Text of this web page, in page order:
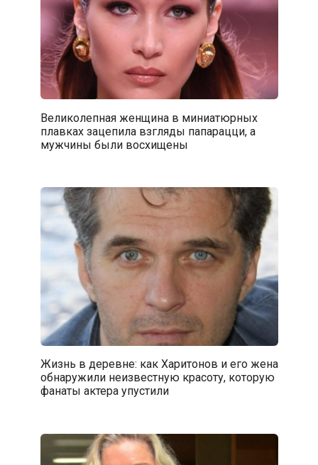
Великолепная женщина в миниатюрных
плавках зацепила взгляды папарацци, а
мужчины были восхищены
Жизнь в деревне: как Харитонов и его жена
обнаружили неизвестную красоту, которую
фанаты актера упустили